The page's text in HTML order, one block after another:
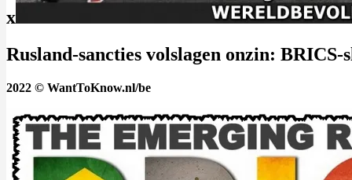
x
Rusland-sancties volslagen onzin: BRICS-
2022 © WantToKnow.nl/be